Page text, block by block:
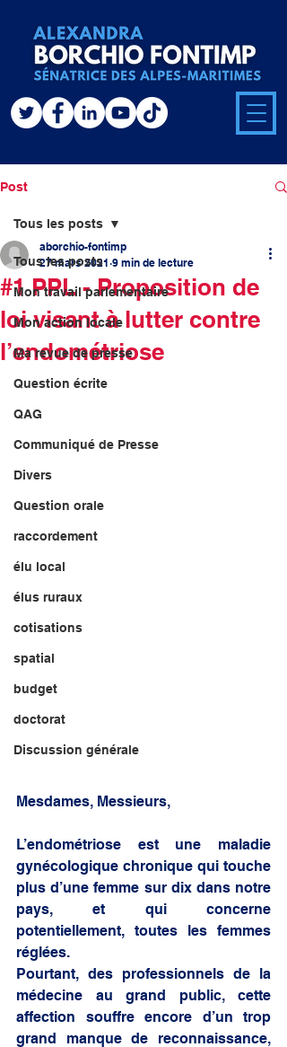
Post
Tous les posts
Mon travail parlementaire
Mon action locale
Ma revue de presse
Question écrite
QAG
Communiqué de Presse
Divers
Question orale
raccordement
élu local
élus ruraux
cotisations
spatial
budget
doctorat
Discussion générale
Tous les posts
#1 PPL - Proposition de
loi visant à lutter contre
l’endométriose
aborchio-fontimp
27 mars 2021 9 min de lecture
Mesdames, Messieurs,
L’endométriose est une maladie
gynécologique chronique qui touche
plus d’une femme sur dix dans notre
pays, et qui concerne
potentiellement, toutes les femmes
réglées.
Pourtant, des professionnels de la
médecine au grand public, cette
affection souffre encore d’un trop
grand manque de reconnaissance,